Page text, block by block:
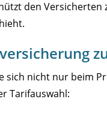
den
sich nicht nur beim
Tarifauswahl: